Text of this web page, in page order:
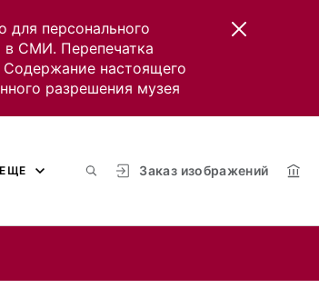
персонального
в СМИ. Перепечатка
Содержание настоящего
разрешения музея
Заказ изображений
ЕЩЕ